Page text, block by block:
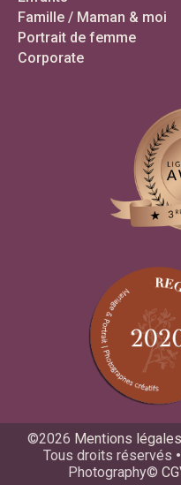
Famille / Maman & moi
Portrait de femme
Corporate
©2026 Mentions légales
Tous droits réservés •
Photography©